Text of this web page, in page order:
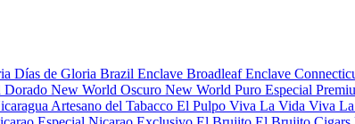
Días de Gloria Brazil Enclave BroadleafEnclave
Dorado New World Oscuro New World Puro Especial
Artesano del Tabacco El Pulpo Viva La Vida Viva